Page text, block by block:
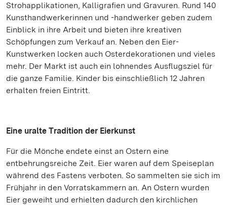
Strohapplikationen, Kalligrafien und Gravuren. Rund 140
Kunsthandwerkerinnen und -handwerker geben zudem
Einblick in ihre Arbeit und bieten ihre kreativen
Schöpfungen zum Verkauf an. Neben den Eier-
Kunstwerken locken auch Osterdekorationen und vieles
mehr. Der Markt ist auch ein lohnendes Ausflugsziel für
die ganze Familie. Kinder bis einschließlich 12 Jahren
erhalten freien Eintritt.
Eine uralte Tradition der Eierkunst
Für die Mönche endete einst an Ostern eine
entbehrungsreiche Zeit. Eier waren auf dem Speiseplan
während des Fastens verboten. So sammelten sie sich im
Frühjahr in den Vorratskammern an. An Ostern wurden
Eier geweiht und erhielten dadurch den kirchlichen